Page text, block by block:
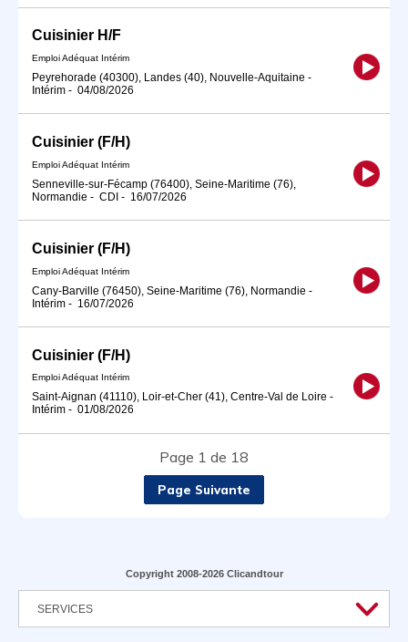
Cuisinier H/F
Emploi Adéquat Intérim
Peyrehorade (40300), Landes (40), Nouvelle-Aquitaine -
Intérim - 04/08/2026
Cuisinier (F/H)
Emploi Adéquat Intérim
Senneville-sur-Fécamp (76400), Seine-Maritime (76),
Normandie - CDI - 16/07/2026
Cuisinier (F/H)
Emploi Adéquat Intérim
Cany-Barville (76450), Seine-Maritime (76), Normandie -
Intérim - 16/07/2026
Cuisinier (F/H)
Emploi Adéquat Intérim
Saint-Aignan (41110), Loir-et-Cher (41), Centre-Val de Loire -
Intérim - 01/08/2026
Page 1 de 18
Page Suivante
Copyright 2008-2026 Clicandtour
SERVICES